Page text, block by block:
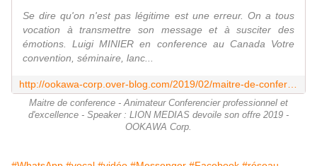
Se dire qu'on n'est pas légitime est une erreur. On a tous
vocation à transmettre son message et à susciter des
émotions. Luigi MINIER en conference au Canada Votre
convention, séminaire, lanc...
Maitre de conference - Animateur Conferencier professionnel et
d'excellence - Speaker : LION MEDIAS devoile son offre 2019 -
OOKAWA Corp.